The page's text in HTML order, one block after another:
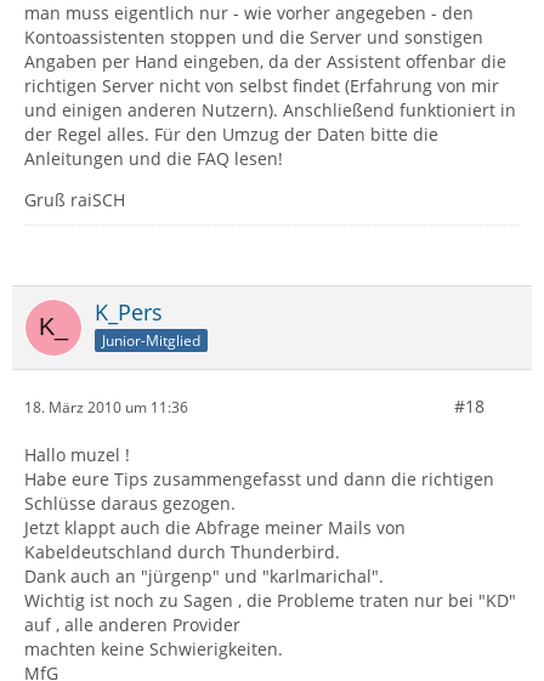
man muss eigentlich nur - wie vorher angegeben - den
Kontoassistenten stoppen und die Server und sonstigen
Angaben per Hand eingeben, da der Assistent offenbar die
richtigen Server nicht von selbst findet (Erfahrung von mir
und einigen anderen Nutzern). Anschließend funktioniert in
der Regel alles. Für den Umzug der Daten bitte die
Anleitungen und die FAQ lesen!
Gruß raiSCH
K_Pers
Junior-Mitglied
18. März 2010 um 11:36 #18
Hallo muzel !
Habe eure Tips zusammengefasst und dann die richtigen
Schlüsse daraus gezogen.
Jetzt klappt auch die Abfrage meiner Mails von
Kabeldeutschland durch Thunderbird.
Dank auch an "jürgenp" und "karlmarichal".
Wichtig ist noch zu Sagen , die Probleme traten nur bei "KD"
auf , alle anderen Provider
machten keine Schwierigkeiten.
MfG